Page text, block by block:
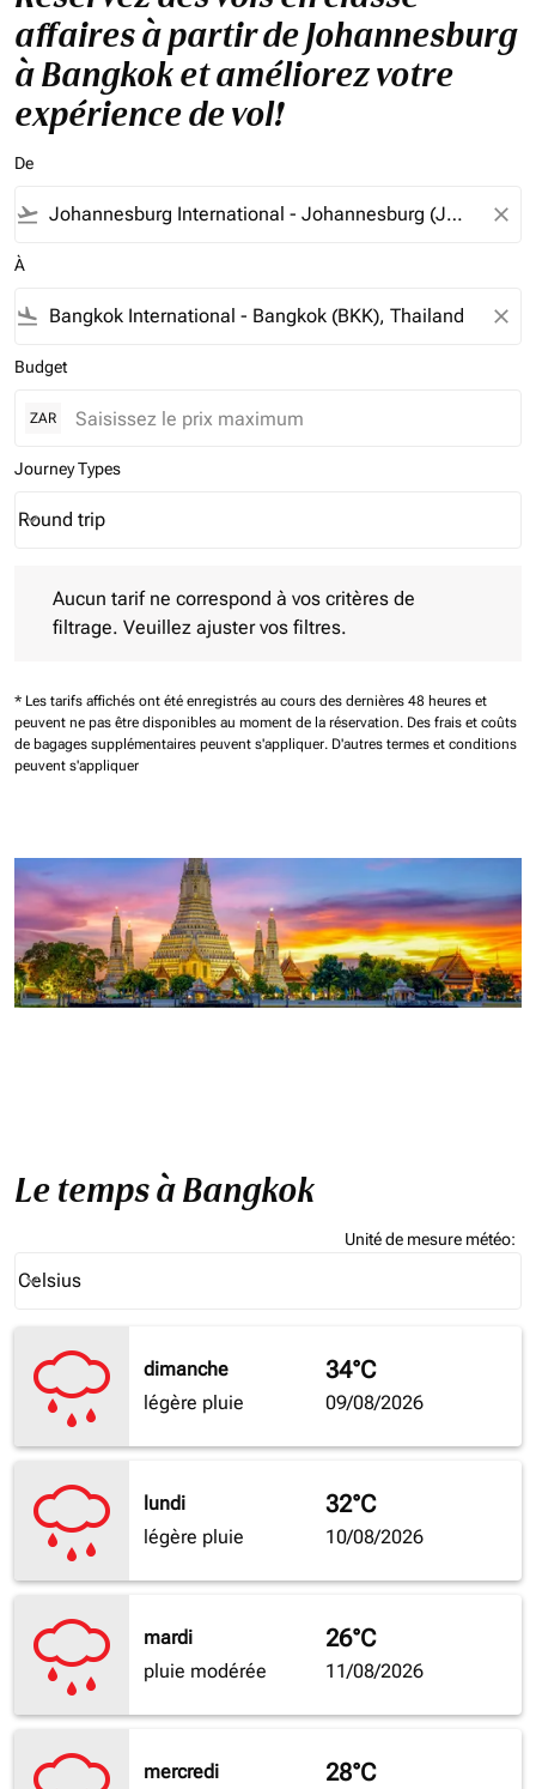
affaires à partir de Johannesburg
à Bangkok et améliorez votre
expérience de vol!
De
flight_takeoff close
À
flight_land close
Budget
ZAR
Journey Types
Journey Types option Round trip Selected
Round trip
keyboard_arrow_down
Aucun tarif ne correspond à vos critères de
filtrage. Veuillez ajuster vos filtres.
* Les tarifs affichés ont été enregistrés au cours des dernières 48 heures et
peuvent ne pas être disponibles au moment de la réservation. Des frais et coûts
de bagages supplémentaires peuvent s'appliquer. D'autres termes et conditions
peuvent s'appliquer
Le temps à Bangkok
Unité de mesure météo:
Celsius
keyboard_arrow_down
dimanche
légère pluie
34°C
09/08/2026
lundi
légère pluie
32°C
10/08/2026
mardi
pluie modérée
26°C
11/08/2026
mercredi
28°C